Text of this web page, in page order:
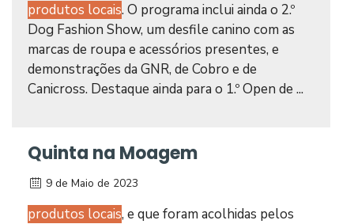
produtos locais. O programa inclui ainda o 2.º
Dog Fashion Show, um desfile canino com as
marcas de roupa e acessórios presentes, e
demonstrações da GNR, de Cobro e de
Canicross. Destaque ainda para o 1.º Open de ...
Quinta na Moagem
9 de Maio de 2023
produtos locais, e que foram acolhidas pelos